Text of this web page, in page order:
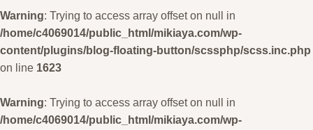
Warning: Trying to access array offset on null in
/home/c4069014/public_html/mikiaya.com/wp-
content/plugins/blog-floating-button/scssphp/scss.inc.php
on line 1623
Warning: Trying to access array offset on null in
/home/c4069014/public_html/mikiaya.com/wp-